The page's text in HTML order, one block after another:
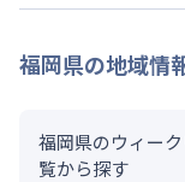
福岡県の地域情
福岡県のウィー
覧から探す